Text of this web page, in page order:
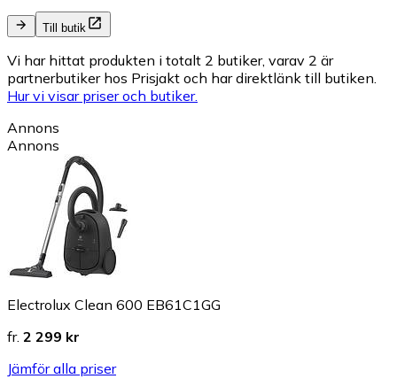
Till butik
Vi har hittat produkten i totalt 2 butiker, varav 2 är
partnerbutiker hos Prisjakt och har direktlänk till butiken.
Hur vi visar priser och butiker.
Annons
Annons
Electrolux Clean 600 EB61C1GG
fr. 2 299 kr
Jämför alla priser